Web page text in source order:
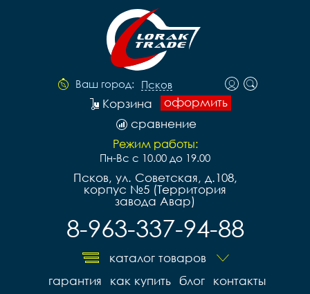
Ваш город: Псков
оформить
Корзина
сравнение
Режим работы:
Пн-Вс с 10.00 до 19.00
Псков, ул. Советская, д.108,
корпус №5 (Территория
завода Авар)
8-963-337-94-88
каталог товаров
контакты
блог
как купить
гарантия